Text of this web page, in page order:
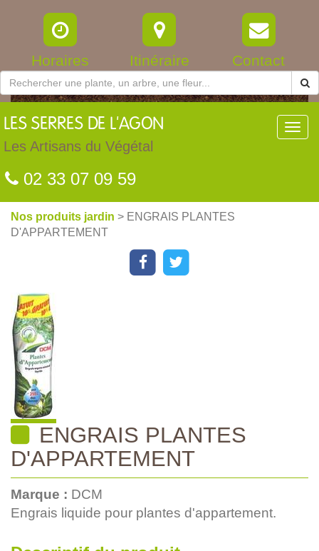
Horaires Itinéraire Contact
LES SERRES DE L'AGON
Les Artisans du Végétal
02 33 07 09 59
Nos produits jardin > ENGRAIS PLANTES
D'APPARTEMENT
ENGRAIS PLANTES
D'APPARTEMENT
Marque : DCM
Engrais liquide pour plantes d'appartement.